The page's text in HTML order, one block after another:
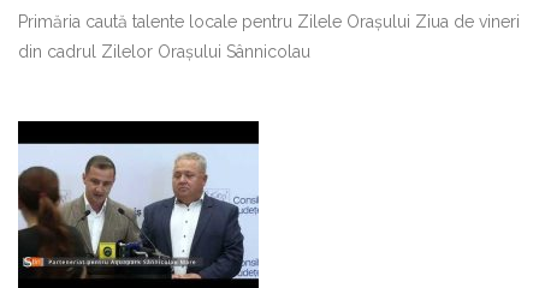
Primăria caută talente locale pentru Zilele Orașului Ziua de vineri
din cadrul Zilelor Orașului Sânnicolau